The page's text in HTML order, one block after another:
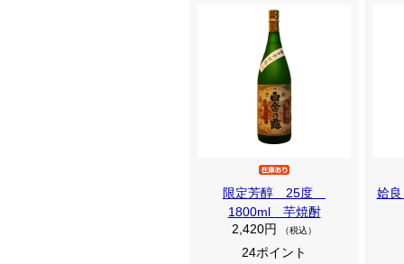
限定芳醇 25度
1800ml 芋焼酎
2,420円
（税込）
24ポイント
姶